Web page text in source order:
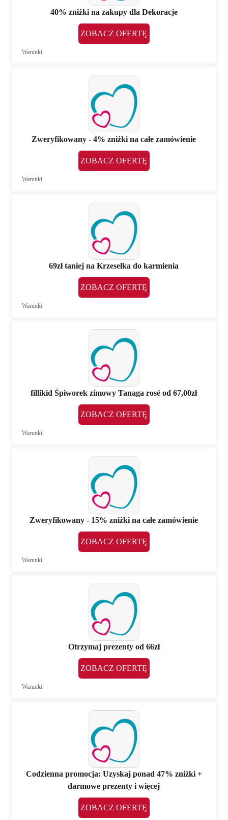
40% zniżki na zakupy dla Dekoracje
ZOBACZ OFERTĘ
Warunki
Zweryfikowany - 4% zniżki na całe zamówienie
ZOBACZ OFERTĘ
Warunki
69zł taniej na Krzesełka do karmienia
ZOBACZ OFERTĘ
Warunki
fillikid Śpiworek zimowy Tanaga rosé od 67,00zł
ZOBACZ OFERTĘ
Warunki
Zweryfikowany - 15% zniżki na całe zamówienie
ZOBACZ OFERTĘ
Warunki
Otrzymaj prezenty od 66zł
ZOBACZ OFERTĘ
Warunki
Codzienna promocja: Uzyskaj ponad 47% zniżki +
darmowe prezenty i więcej
ZOBACZ OFERTĘ